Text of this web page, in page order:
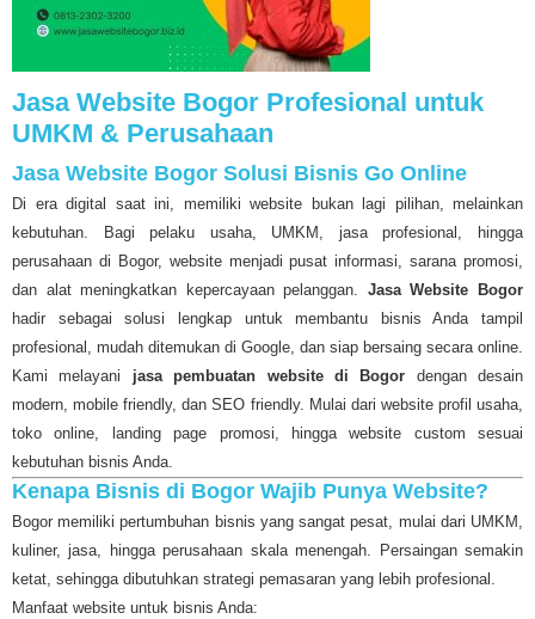
Jasa Website Bogor Profesional untuk
UMKM & Perusahaan
Jasa Website Bogor Solusi Bisnis Go Online
Di era digital saat ini, memiliki website bukan lagi pilihan, melainkan
kebutuhan. Bagi pelaku usaha, UMKM, jasa profesional, hingga
perusahaan di Bogor, website menjadi pusat informasi, sarana promosi,
dan alat meningkatkan kepercayaan pelanggan. Jasa Website Bogor
hadir sebagai solusi lengkap untuk membantu bisnis Anda tampil
profesional, mudah ditemukan di Google, dan siap bersaing secara online.
Kami melayani jasa pembuatan website di Bogor dengan desain
modern, mobile friendly, dan SEO friendly. Mulai dari website profil usaha,
toko online, landing page promosi, hingga website custom sesuai
kebutuhan bisnis Anda.
Kenapa Bisnis di Bogor Wajib Punya Website?
Bogor memiliki pertumbuhan bisnis yang sangat pesat, mulai dari UMKM,
kuliner, jasa, hingga perusahaan skala menengah. Persaingan semakin
ketat, sehingga dibutuhkan strategi pemasaran yang lebih profesional.
Manfaat website untuk bisnis Anda: